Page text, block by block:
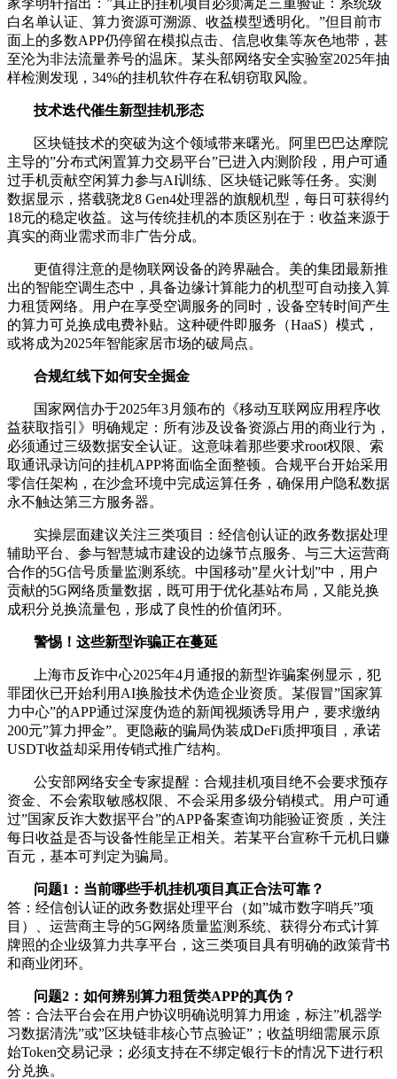
白名单认证、算力资源可溯源、收益模型透明化。”但目前市
面上的多数APP仍停留在模拟点击、信息收集等灰色地带，甚
至沦为非法流量养号的温床。某头部网络安全实验室2025年抽
样检测发现，34%的挂机软件存在私钥窃取风险。
技术迭代催生新型挂机形态
区块链技术的突破为这个领域带来曙光。阿里巴巴达摩院
主导的”分布式闲置算力交易平台”已进入内测阶段，用户可通
过手机贡献空闲算力参与AI训练、区块链记账等任务。实测
数据显示，搭载骁龙8 Gen4处理器的旗舰机型，每日可获得约
18元的稳定收益。这与传统挂机的本质区别在于：收益来源于
真实的商业需求而非广告分成。
更值得注意的是物联网设备的跨界融合。美的集团最新推
出的智能空调生态中，具备边缘计算能力的机型可自动接入算
力租赁网络。用户在享受空调服务的同时，设备空转时间产生
的算力可兑换成电费补贴。这种硬件即服务（HaaS）模式，
或将成为2025年智能家居市场的破局点。
合规红线下如何安全掘金
国家网信办于2025年3月颁布的《移动互联网应用程序收
益获取指引》明确规定：所有涉及设备资源占用的商业行为，
必须通过三级数据安全认证。这意味着那些要求root权限、索
取通讯录访问的挂机APP将面临全面整顿。合规平台开始采用
零信任架构，在沙盒环境中完成运算任务，确保用户隐私数据
永不触达第三方服务器。
实操层面建议关注三类项目：经信创认证的政务数据处理
辅助平台、参与智慧城市建设的边缘节点服务、与三大运营商
合作的5G信号质量监测系统。中国移动”星火计划”中，用户
贡献的5G网络质量数据，既可用于优化基站布局，又能兑换
成积分兑换流量包，形成了良性的价值闭环。
警惕！这些新型诈骗正在蔓延
上海市反诈中心2025年4月通报的新型诈骗案例显示，犯
罪团伙已开始利用AI换脸技术伪造企业资质。某假冒”国家算
力中心”的APP通过深度伪造的新闻视频诱导用户，要求缴纳
200元”算力押金”。更隐蔽的骗局伪装成DeFi质押项目，承诺
USDT收益却采用传销式推广结构。
公安部网络安全专家提醒：合规挂机项目绝不会要求预存
资金、不会索取敏感权限、不会采用多级分销模式。用户可通
过”国家反诈大数据平台”的APP备案查询功能验证资质，关注
每日收益是否与设备性能呈正相关。若某平台宣称千元机日赚
百元，基本可判定为骗局。
问题1：当前哪些手机挂机项目真正合法可靠？
答：经信创认证的政务数据处理平台（如”城市数字哨兵”项
目）、运营商主导的5G网络质量监测系统、获得分布式计算
牌照的企业级算力共享平台，这三类项目具有明确的政策背书
和商业闭环。
问题2：如何辨别算力租赁类APP的真伪？
答：合法平台会在用户协议明确说明算力用途，标注”机器学
习数据清洗”或”区块链非核心节点验证”；收益明细需展示原
始Token交易记录；必须支持在不绑定银行卡的情况下进行积
分兑换。